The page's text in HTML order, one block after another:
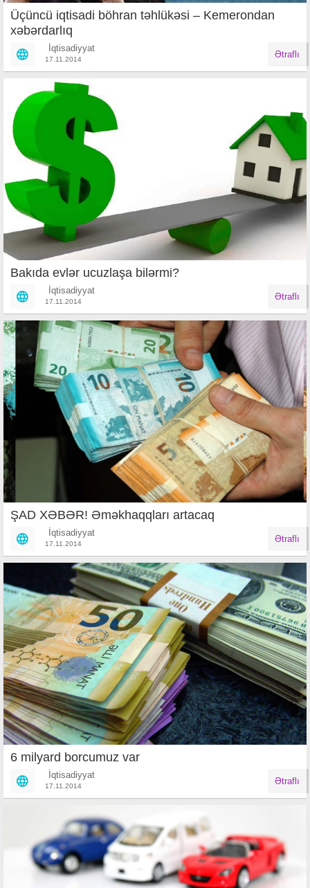
Üçüncü iqtisadi böhran təhlükəsi – Kemerondan
xəbərdarlıq
İqtisadiyyat
17.11.2014 Ətraflı
Bakıda evlər ucuzlaşa bilərmi?
İqtisadiyyat
17.11.2014 Ətraflı
ŞAD XƏBƏR! Əməkhaqqları artacaq
İqtisadiyyat
17.11.2014 Ətraflı
6 milyard borcumuz var
İqtisadiyyat
17.11.2014 Ətraflı